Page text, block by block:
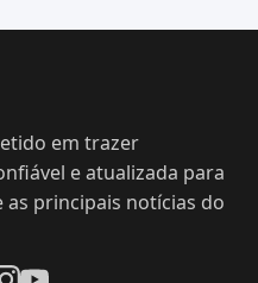
em trazer
e atualizada para
principais notícias do